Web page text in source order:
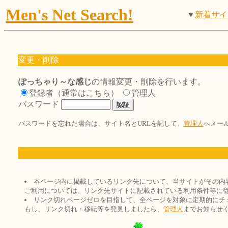
Men's Net Search! ▼ 新着サ
変更・削除
ぽっちゃり～な感じの情報変更・削除を行います。
登録者（通常はこちら）
管理人
パスワード
パスワードを忘れた場合は、サイト名とURLを記して、 管理人へメー
本ページ内に掲載しているリンク先について、当サイトがその
ご利用については、リンク先サイトに記載されている利用条件等に
リンク切れページゼロを目指して、全ページを対象に定期的に
もし、リンク切れ・移転等を発見しましたら、 管理人 までお知らせ